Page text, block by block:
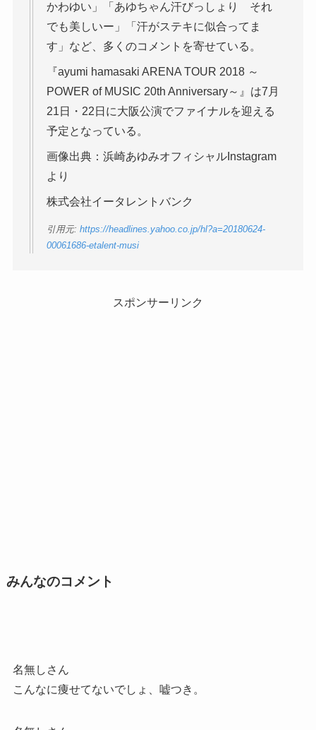
かわゆい」「あゆちゃん汗びっしょり それ
でも美しいー」「汗がステキに似合ってま
す」など、多くのコメントを寄せている。
『ayumi hamasaki ARENA TOUR 2018 ～
POWER of MUSIC 20th Anniversary～』は7月
21日・22日に大阪公演でファイナルを迎える
予定となっている。
画像出典：浜崎あゆみオフィシャルInstagram
より
株式会社イータレントバンク
引用元: https://headlines.yahoo.co.jp/hl?a=20180624-
00061686-etalent-musi
スポンサーリンク
みんなのコメント
名無しさん
こんなに痩せてないでしょ、嘘つき。